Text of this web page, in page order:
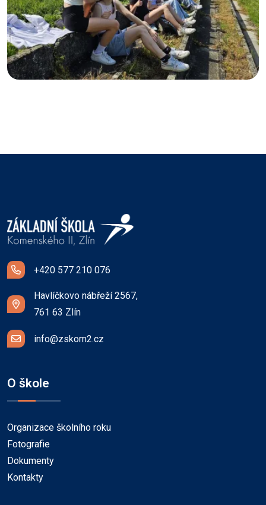
+420 577 210 076
Havlíčkovo nábřeží 2567,
761 63 Zlín
info@zskom2.cz
O škole
Organizace školního roku
Fotografie
Dokumenty
Kontakty